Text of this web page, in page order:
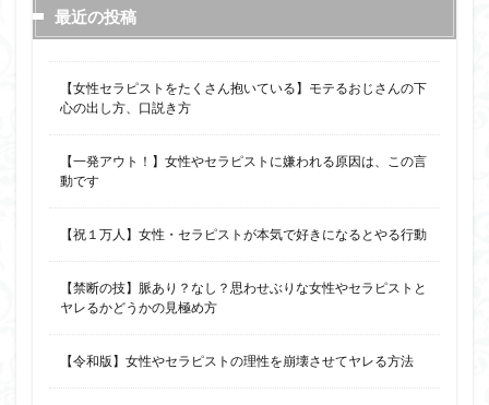
最近の投稿
【女性セラピストをたくさん抱いている】モテるおじさんの下
心の出し方、口説き方
【一発アウト！】女性やセラピストに嫌われる原因は、この言
動です
【祝１万人】女性・セラピストが本気で好きになるとやる行動
【禁断の技】脈あり？なし？思わせぶりな女性やセラピストと
ヤレるかどうかの見極め方
【令和版】女性やセラピストの理性を崩壊させてヤレる方法